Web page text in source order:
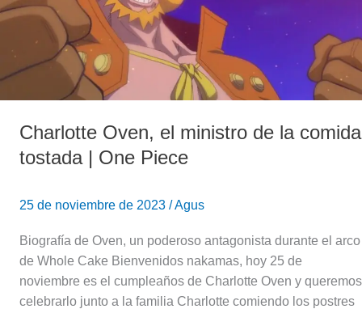
Charlotte Oven, el ministro de la comida
tostada | One Piece
25 de noviembre de 2023 /Agus
Biografía de Oven, un poderoso antagonista durante el arco
de Whole Cake Bienvenidos nakamas, hoy 25 de
noviembre es el cumpleaños de Charlotte Oven y queremos
celebrarlo junto a la familia Charlotte comiendo los postres
la
comida
tostada
|